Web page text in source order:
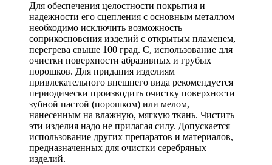
Для обеспечения целостности покрытия и
надежности его сцепления с основным металлом
необходимо исключить возможность
соприкосновения изделий с открытым пламенем,
перегрева свыше 100 град. С, использование для
очистки поверхности абразивных и грубых
порошков. Для придания изделиям
привлекательного внешнего вида рекомендуется
периодически производить очистку поверхности
зубной пастой (порошком) или мелом,
нанесенным на влажную, мягкую ткань. Чистить
эти изделия надо не прилагая силу. Допускается
использование других препаратов и материалов,
предназначенных для очистки серебряных
изделий.